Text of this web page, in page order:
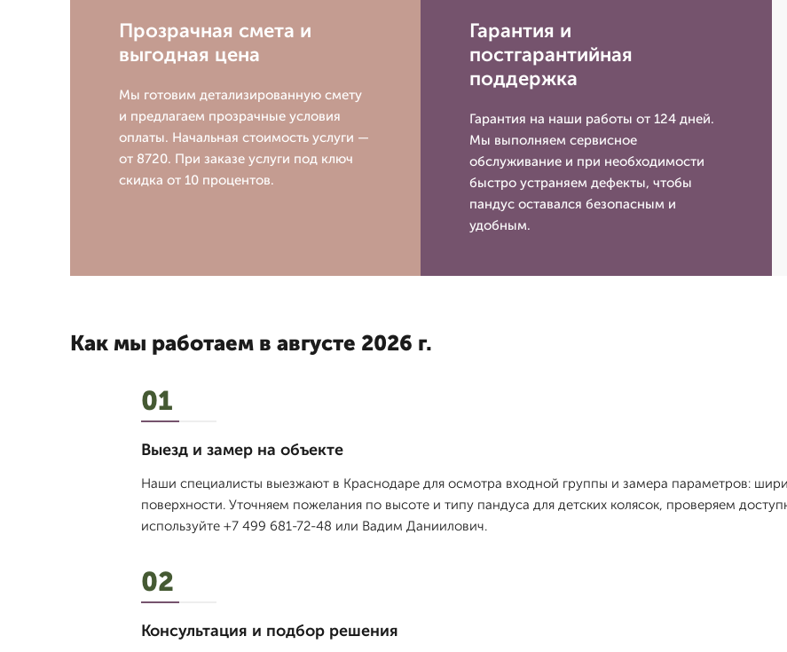
Прозрачная смета и
выгодная цена
Мы готовим детализированную смету
и предлагаем прозрачные условия
оплаты. Начальная стоимость услуги —
от 8720. При заказе услуги под ключ
скидка от 10 процентов.
Гарантия и
постгарантийная
поддержка
Гарантия на наши работы от 124 дней.
Мы выполняем сервисное
обслуживание и при необходимости
быстро устраняем дефекты, чтобы
пандус оставался безопасным и
удобным.
Как мы работаем в августе 2026 г.
01
Выезд и замер на объекте
Наши специалисты выезжают в Краснодаре для осмотра входной группы и замера параметров:
поверхности. Уточняем пожелания по высоте и типу пандуса для детских колясок, проверяем
используйте +7 499 681-72-48 или Вадим Даниилович.
02
Консультация и подбор решения